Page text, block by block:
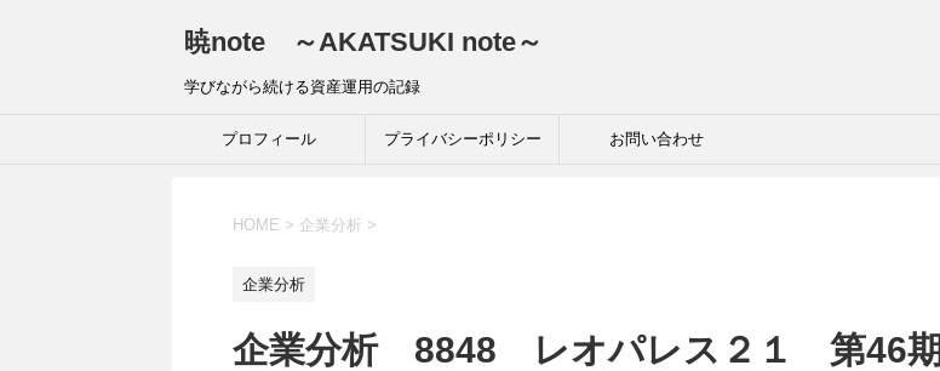
暁note ～AKATSUKI note～
学びながら続ける資産運用の記録
プロフィール プライバシーポリシー お問い合わせ
HOME > 企業分析 >
企業分析
企業分析 8848 レオパレス２１ 第46期